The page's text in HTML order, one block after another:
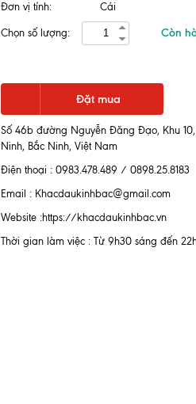
Đơn vị tính: Cái
Chọn số lượng: Còn
Đặt mua
Số 46b đường Nguyễn Đăng Đạo, Khu
Ninh, Bắc Ninh, Việt Nam
Điện thoại : 0983.478.489 / 0898.25.8183
Email : Khacdaukinhbac@gmail.com
Website :https://khacdaukinhbac.vn
Thời gian làm việc : Từ 9h30 sáng đến